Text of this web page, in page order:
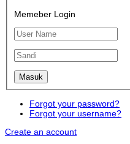
Memeber Login
Forgot your password?
Forgot your username?
Create an account